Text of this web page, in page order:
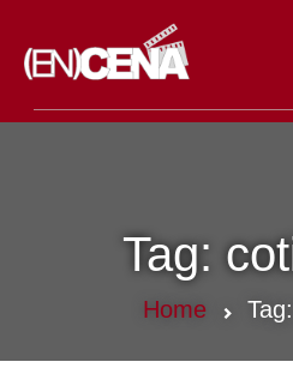
Tag:
Home Tag: